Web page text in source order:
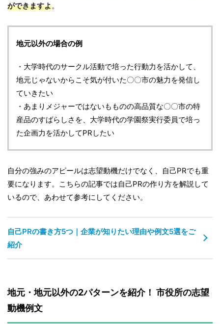
ができますよ。
地元以外の場合の例
・大学時代のサークル活動で培った行動力を活かして、
地元じゃないからこそ気が付いた〇〇市の魅力を発信し
ていきたい
・あまりメジャーではないもものの高品質な〇〇市の特
産品のすばらしさを、大学時代の学園祭実行委員で培っ
た企画力を活かしてPRしたい
自分の強みのアピールは志望動機だけでなく、自己PRでも重
要になります。こちらの記事では自己PRの作り方を解説して
いるので、あわせて参考にしてください。
自己PRの書き方5つ｜企業が知りたい理由や例文5選をご
紹介
地元・地元以外の2パターンを紹介！ 市役所の志望
動機例文